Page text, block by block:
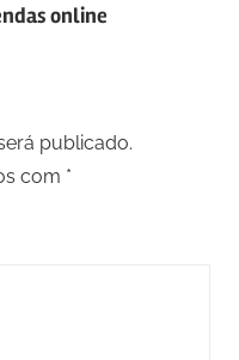
online
publicado.
com *